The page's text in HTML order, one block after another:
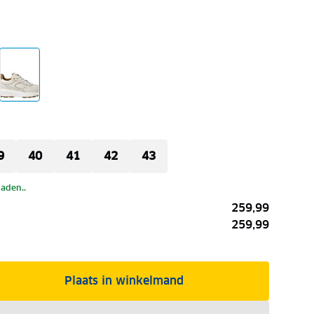
40 41 42 43
259,99
259,99
Plaats in winkelmand